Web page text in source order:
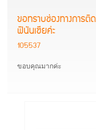
ขอทราบช่องทางการ
ฟินันเซียค่ะ
105537
ขอบคุณมากค่ะ